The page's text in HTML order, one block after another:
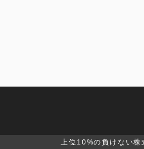
上位10%の負けない株